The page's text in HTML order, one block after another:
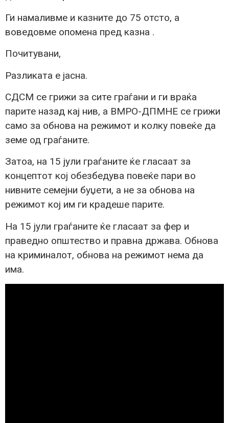
Ги намаливме и казните до 75 отсто, а
воведовме опомена пред казна .
Почитувани,
Разликата е јасна.
СДСМ се грижи за сите граѓани и ги враќа
парите назад кај нив, а ВМРО-ДПМНЕ се грижи
само за обнова на режимот и колку повеќе да
земе од граѓаните.
Затоа, на 15 јули граѓаните ќе гласаат за
концептот кој обезбедува повеќе пари во
нивните семејни буџети, а не за обнова на
режимот кој им ги крадеше парите.
На 15 јули граѓаните ќе гласаат за фер и
праведно општество и правна држава. Обнова
на криминалот, обнова на режимот нема да
има.